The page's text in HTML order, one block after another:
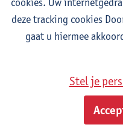
Gramática española 1
1E SEM
studiepunten
Gramática española 2
2E SEM
Anne Verhaert
deze tracking cookies
gaat u hiermee
Stel je